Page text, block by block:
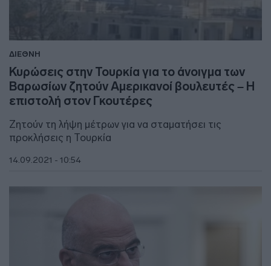
ΔΙΕΘΝΗ
Κυρώσεις στην Τουρκία για το άνοιγμα των
Βαρωσίων ζητούν Αμερικανοί βουλευτές – Η
επιστολή στον Γκουτέρες
Ζητούν τη λήψη μέτρων για να σταματήσει τις
προκλήσεις η Τουρκία
14.09.2021 - 10:54